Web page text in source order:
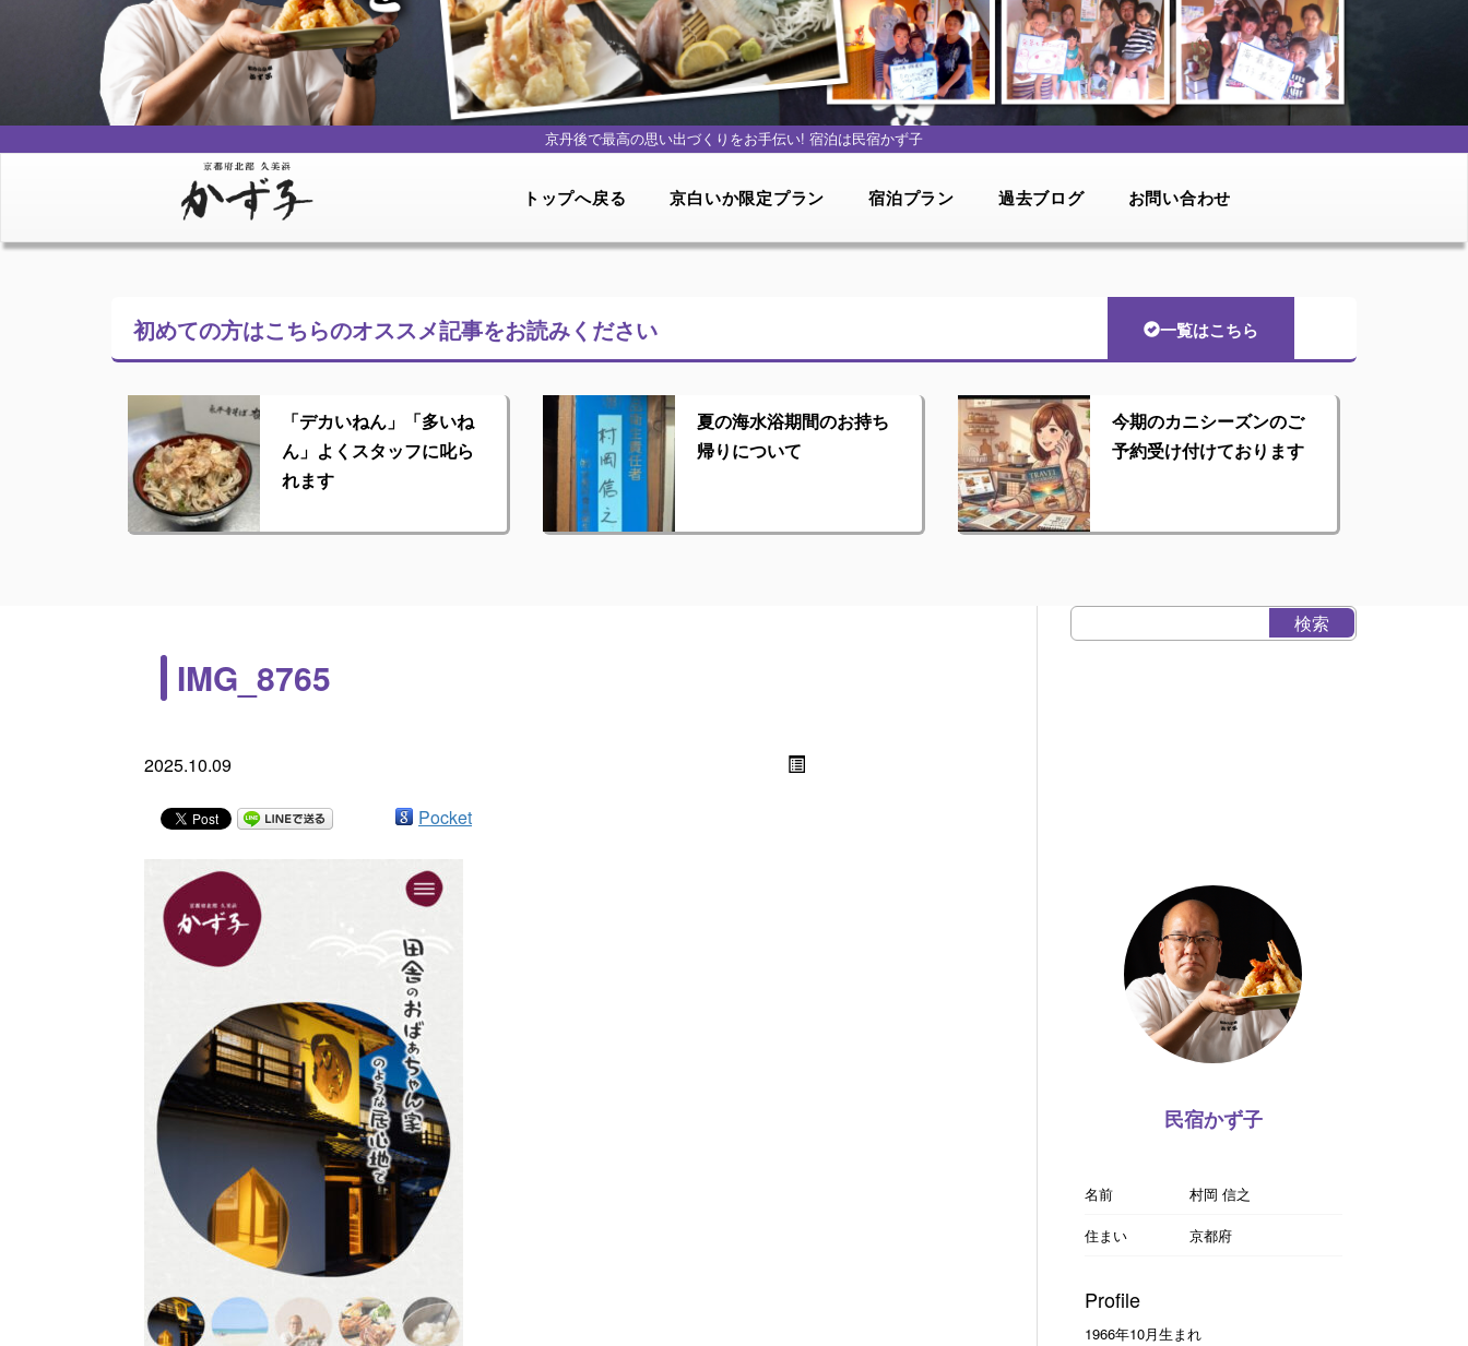
京丹後で最高の思い出づくりをお手伝い! 宿泊は民宿かず子
トップへ戻る 京白いか限定プラン 宿泊プラン 過去ブログ お問い合わせ
初めての方はこちらのオススメ記事をお読みください 一覧はこちら
「デカいねん」「多いね
ん」よくスタッフに叱ら
れます
夏の海水浴期間のお持ち
帰りについて
今期のカニシーズンのご
予約受け付けております
IMG_8765
2025.10.09
Pocket
民宿かず子
名前
村岡 信之
住まい
京都府
Profile
1966年10月生まれ